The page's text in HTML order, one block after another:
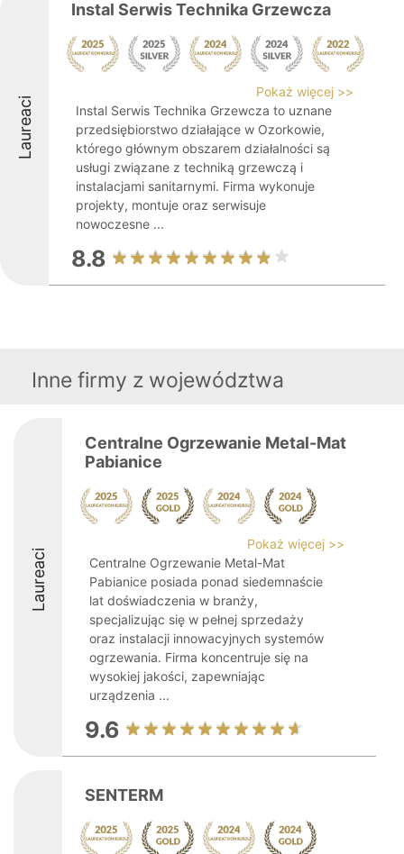
Laureaci
Instal Serwis Technika Grzewcza
Pokaż więcej >>
Instal Serwis Technika Grzewcza to uznane
przedsiębiorstwo działające w Ozorkowie,
którego głównym obszarem działalności są
usługi związane z techniką grzewczą i
instalacjami sanitarnymi. Firma wykonuje
projekty, montuje oraz serwisuje
nowoczesne ...
8.8
Inne firmy z województwa
Laureaci
Centralne Ogrzewanie Metal-Mat
Pabianice
Pokaż więcej >>
Centralne Ogrzewanie Metal-Mat
Pabianice posiada ponad siedemnaście
lat doświadczenia w branży,
specjalizując się w pełnej sprzedaży
oraz instalacji innowacyjnych systemów
ogrzewania. Firma koncentruje się na
wysokiej jakości, zapewniając
urządzenia ...
9.6
SENTERM